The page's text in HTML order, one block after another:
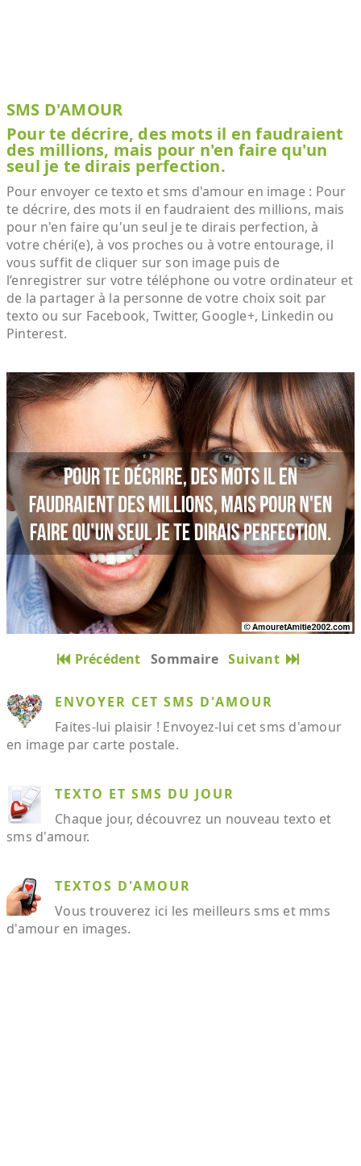
SMS D'AMOUR
Pour te décrire, des mots il en faudraient
des millions, mais pour n'en faire qu'un
seul je te dirais perfection.
Pour envoyer ce texto et sms d'amour en image : Pour
te décrire, des mots il en faudraient des millions, mais
pour n'en faire qu'un seul je te dirais perfection, à
votre chéri(e), à vos proches ou à votre entourage, il
vous suffit de cliquer sur son image puis de
l’enregistrer sur votre téléphone ou votre ordinateur et
de la partager à la personne de votre choix soit par
texto ou sur Facebook, Twitter, Google+, Linkedin ou
Pinterest.
Précédent Sommaire Suivant
ENVOYER CET SMS D'AMOUR
Faites-lui plaisir ! Envoyez-lui cet sms d'amour
en image par carte postale.
TEXTO ET SMS DU JOUR
Chaque jour, découvrez un nouveau texto et
sms d'amour.
TEXTOS D'AMOUR
Vous trouverez ici les meilleurs sms et mms
d'amour en images.